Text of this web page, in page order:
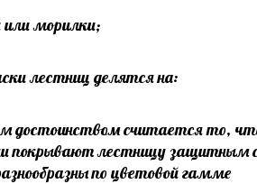
морилки;
лестниц делятся на:
достоинством считается то,
покрывают лестницу защитным
по цветовой гамме